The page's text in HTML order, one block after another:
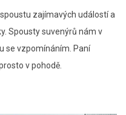
zajímavých událostí a
Spousty suvenýrů nám v
se vzpomínáním. Paní
v pohodě.